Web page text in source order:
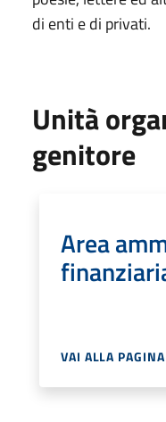
di enti e di privati.
Unità
genitore
Area
VAI ALLA PAGINA